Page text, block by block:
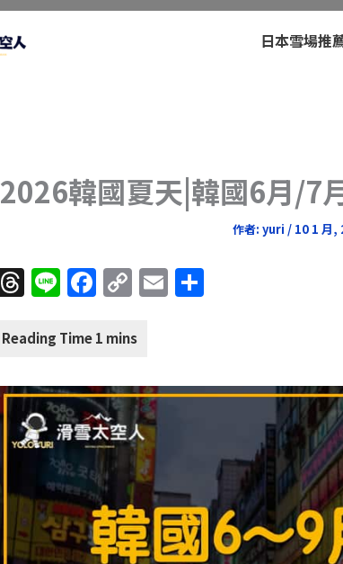
日本雪場推
2026韓國夏天|韓國6月/7
作者: yuri / 10 1 月,
T
h
re
d
s
Li
n
e
F
a
c
b
o
o
k
C
o
p
Li
n
k
E
m
分